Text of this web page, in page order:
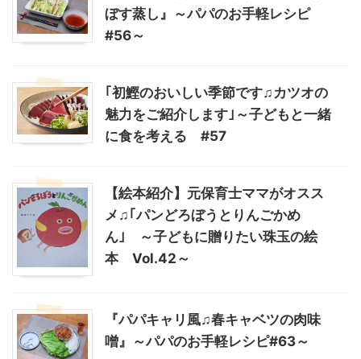
ぼす蒸し』～パパのお手軽レシピ
#56～
｢初鰹のおいしい季節です♫カツオの
魅力をご紹介します｣～子どもと一緒
に食を考える #57
【絵本紹介】元保育士ママがオスス
メ♫｢パンどろぼうとりんごかめ
ん｣ ～子どもに贈りたい珠玉の絵
本 Vol.42～
『パパキャリ風♫春キャベツの肉味
噌』～パパのお手軽レシピ#63～